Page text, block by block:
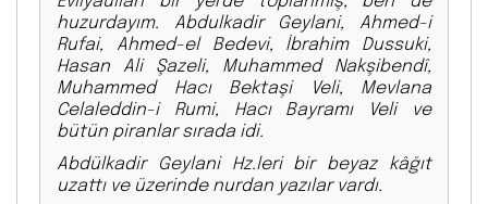
huzurdayım. Abdulkadir Geylani, Ahmed-i
Rufai, Ahmed-el Bedevi, İbrahim Dussuki,
Hasan Ali Şazeli, Muhammed Nakşibendî,
Muhammed Hacı Bektaşi Veli, Mevlana
Celaleddin-i Rumi, Hacı Bayramı Veli ve
bütün piranlar sırada idi.
Abdülkadir Geylani Hz.leri bir beyaz kâğıt
uzattı ve üzerinde nurdan yazılar vardı.